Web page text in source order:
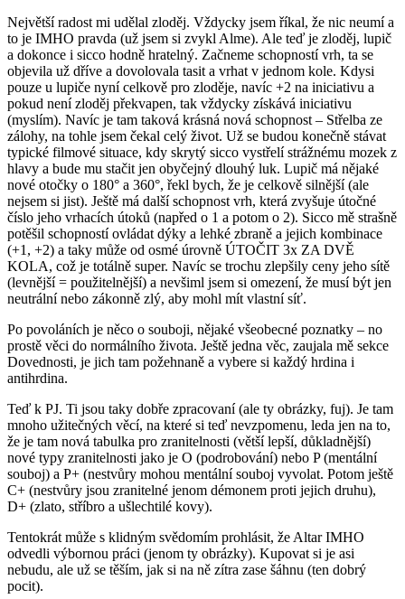
Největší radost mi udělal zloděj. Vždycky jsem říkal, že nic neumí a
to je IMHO pravda (už jsem si zvykl Alme). Ale teď je zloděj, lupič
a dokonce i sicco hodně hratelný. Začneme schopností vrh, ta se
objevila už dříve a dovolovala tasit a vrhat v jednom kole. Kdysi
pouze u lupiče nyní celkově pro zloděje, navíc +2 na iniciativu a
pokud není zloděj překvapen, tak vždycky získává iniciativu
(myslím). Navíc je tam taková krásná nová schopnost – Střelba ze
zálohy, na tohle jsem čekal celý život. Už se budou konečně stávat
typické filmové situace, kdy skrytý sicco vystřelí strážnému mozek z
hlavy a bude mu stačit jen obyčejný dlouhý luk. Lupič má nějaké
nové otočky o 180° a 360°, řekl bych, že je celkově silnější (ale
nejsem si jist). Ještě má další schopnost vrh, která zvyšuje útočné
číslo jeho vrhacích útoků (napřed o 1 a potom o 2). Sicco mě strašně
potěšil schopností ovládat dýky a lehké zbraně a jejich kombinace
(+1, +2) a taky může od osmé úrovně ÚTOČIT 3x ZA DVĚ
KOLA, což je totálně super. Navíc se trochu zlepšily ceny jeho sítě
(levnější = použitelnější) a nevšiml jsem si omezení, že musí být jen
neutrální nebo zákonně zlý, aby mohl mít vlastní síť.
Po povoláních je něco o souboji, nějaké všeobecné poznatky – no
prostě věci do normálního života. Ještě jedna věc, zaujala mě sekce
Dovednosti, je jich tam požehnaně a vybere si každý hrdina i
antihrdina.
Teď k PJ. Ti jsou taky dobře zpracovaní (ale ty obrázky, fuj). Je tam
mnoho užitečných věcí, na které si teď nevzpomenu, leda jen na to,
že je tam nová tabulka pro zranitelnosti (větší lepší, důkladnější)
nové typy zranitelnosti jako je O (podrobování) nebo P (mentální
souboj) a P+ (nestvůry mohou mentální souboj vyvolat. Potom ještě
C+ (nestvůry jsou zranitelné jenom démonem proti jejich druhu),
D+ (zlato, stříbro a ušlechtilé kovy).
Tentokrát může s klidným svědomím prohlásit, že Altar IMHO
odvedli výbornou práci (jenom ty obrázky). Kupovat si je asi
nebudu, ale už se těším, jak si na ně zítra zase šáhnu (ten dobrý
pocit).